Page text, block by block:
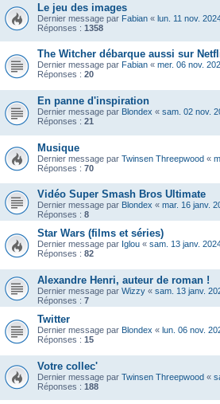
Le jeu des images
Dernier message par Fabian « lun. 11 nov.
Réponses : 1358
The Witcher débarque aussi sur
Dernier message par Fabian « mer. 06 nov.
Réponses : 20
En panne d'inspiration
Dernier message par Blondex « sam. 02 nov.
Réponses : 21
Musique
Dernier message par Twinsen Threepwood «
Réponses : 70
Vidéo Super Smash Bros Ultimate
Dernier message par Blondex « mar. 16 janv.
Réponses : 8
Star Wars (films et séries)
Dernier message par Iglou « sam. 13 janv.
Réponses : 82
Alexandre Henri, auteur de roman !
Dernier message par Wizzy « sam. 13 janv.
Réponses : 7
Twitter
Dernier message par Blondex « lun. 06 nov.
Réponses : 15
Votre collec'
Dernier message par Twinsen Threepwood «
Réponses : 188